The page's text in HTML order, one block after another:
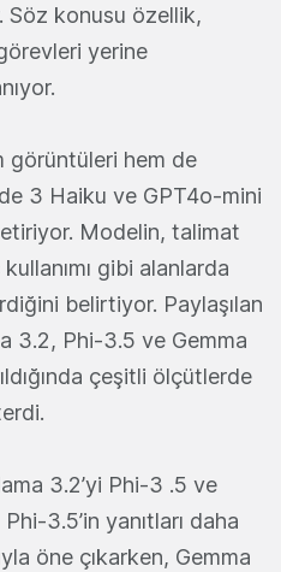
Söz konusu özellik,
yerine
görüntüleri hem de
3 Haiku ve GPT4o-mini
Modelin, talimat
gibi alanlarda
belirtiyor. Paylaşılan
3.2, Phi-3.5 ve Gemma
çeşitli ölçütlerde
3.2’yi Phi-3 .5 ve
3.5’in yanıtları daha
öne çıkarken, Gemma